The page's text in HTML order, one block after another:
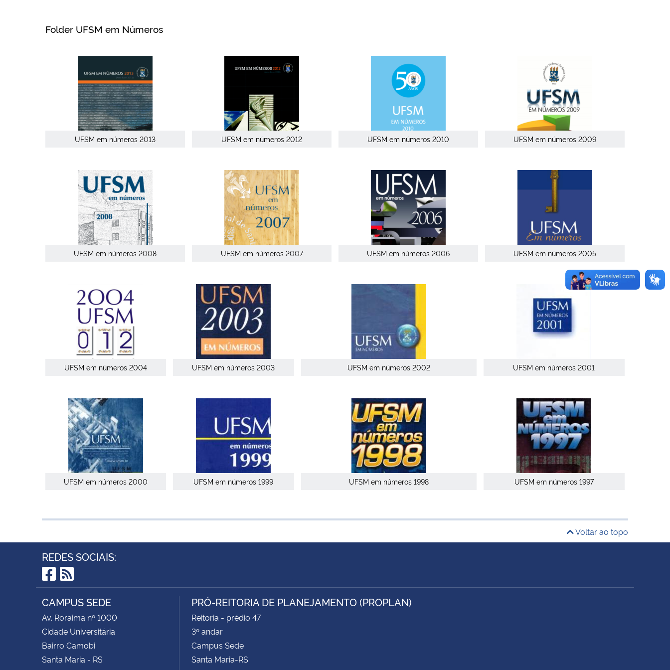
Folder UFSM em Números
UFSM em números 2013 UFSM em números 2012 UFSM em números 2010 UFSM em números 2009
UFSM em números 2008 UFSM em números 2007 UFSM em números 2006 UFSM em números 2005
UFSM em números 2004 UFSM em números 2003 UFSM em números 2002 UFSM em números 2001
UFSM em números 2000 UFSM em números 1999 UFSM em números 1998 UFSM em números 1997
Voltar ao topo
REDES SOCIAIS:
Facebook
RSS
CAMPUS SEDE
Av. Roraima nº 1000
Cidade Universitária
Bairro Camobi
Santa Maria - RS
PRÓ-REITORIA DE PLANEJAMENTO (PROPLAN)
Reitoria - prédio 47
3º andar
Campus Sede
Santa Maria-RS